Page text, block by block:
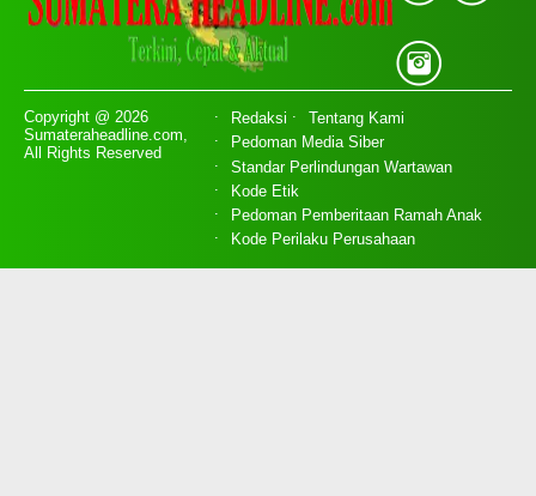
Copyright @ 2026
Sumateraheadline.com,
All Rights Reserved
Redaksi
Tentang Kami
Pedoman Media Siber
Standar Perlindungan Wartawan
Kode Etik
Pedoman Pemberitaan Ramah Anak
Kode Perilaku Perusahaan